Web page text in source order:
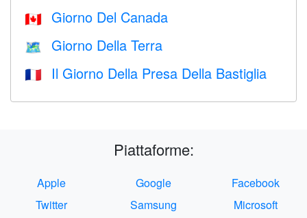
🇨🇦 Giorno Del Canada
🗺️ Giorno Della Terra
🇫🇷 Il Giorno Della Presa Della Bastiglia
Piattaforme:
Apple Google
Facebook
Twitter
Samsung
Microsoft